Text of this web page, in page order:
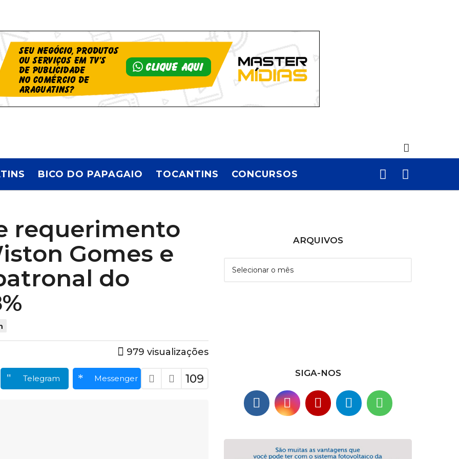
BICO DO PAPAGAIO TOCANTINS CONCURSOS
requerimento
Gomes e
do
979 visualizações
109
Telegram Messenger
ARQUIVOS
SIGA-NOS